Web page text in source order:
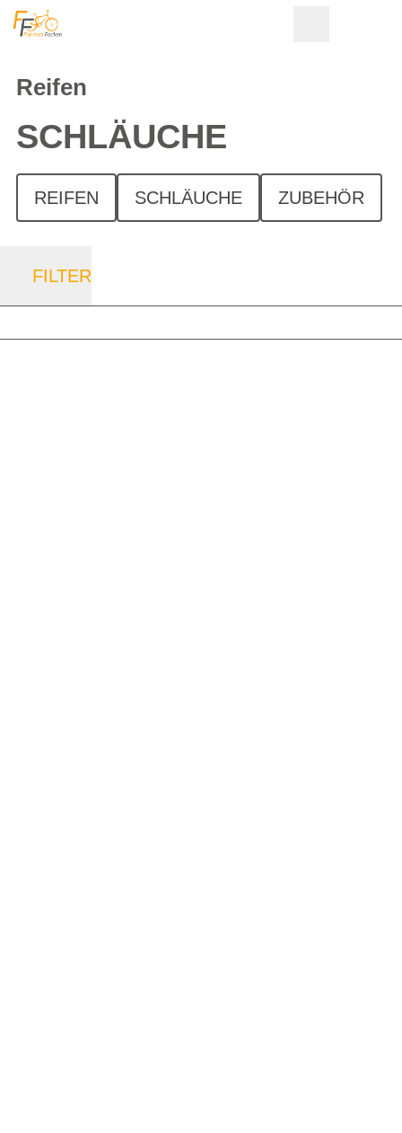
Reifen
SCHLÄUCHE
REIFEN SCHLÄUCHE ZUBEHÖR
FILTER